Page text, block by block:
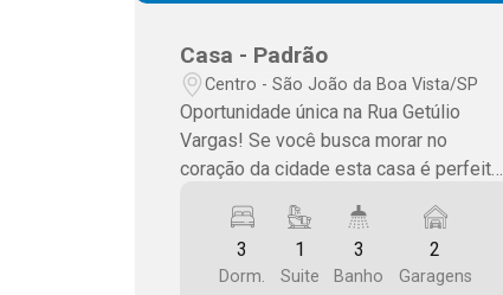
Casa - Padrão
Centro - São João da Boa Vista/SP
Oportunidade única na Rua Getúlio
Vargas! Se você busca morar no
coração da cidade esta casa é perfeita.
terreno gigante de 450m², o imóvel une
localização privilegiada, segurança total
e ambientes amplos para toda a
3
Dorm.
1
Suite
3
Banho
2
Garagens